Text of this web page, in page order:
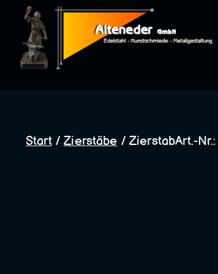
Inhalt
springen
Start/Zierstäbe / ZierstabArt.-